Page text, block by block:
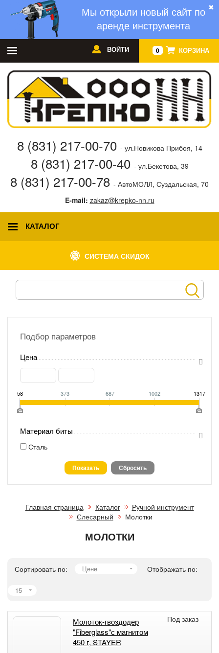
✖
Мы открыли новый сайт по
аренде инструмента
0 КОРЗИНА
ВОЙТИ
8 (831) 217-00-70 - ул.Новикова Прибоя, 14
8 (831) 217-00-40 - ул.Бекетова, 39
8 (831) 217-00-78 - АвтоМОЛЛ, Суздальская, 70
E-mail: zakaz@krepko-nn.ru
КАТАЛОГ
СИСТЕМА СКИДОК
Подбор параметров
Цена
58 373 687 1002 1317
Материал биты
Сталь
Главная страница Каталог
Ручной инструмент
Слесарный
Молотки
МОЛОТКИ
Сортировать по: Цене Отображать по:
15
Молоток-гвоздодер
"Fiberglass"с магнитом
450 г, STAYER
Под заказ